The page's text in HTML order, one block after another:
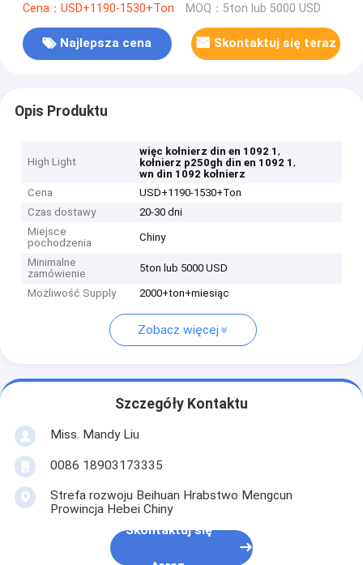
Cena：USD+1190-1530+Ton MOQ：5ton lub 5000 USD
Najlepsza cena Skontaktuj się teraz
Opis Produktu
High Light
więc kołnierz din en 1092 1,
kołnierz p250gh din en 1092 1,
wn din 1092 kołnierz
Cena
USD+1190-1530+Ton
Czas dostawy
20-30 dni
Miejsce
pochodzenia
Chiny
Minimalne
zamówienie
5ton lub 5000 USD
Możliwość Supply 2000+ton+miesiąc
Zobacz więcej
Szczegóły Kontaktu
Miss. Mandy Liu
0086 18903173335
Strefa rozwoju Beihuan Hrabstwo Mengcun
Prowincja Hebei Chiny
Skontaktuj się